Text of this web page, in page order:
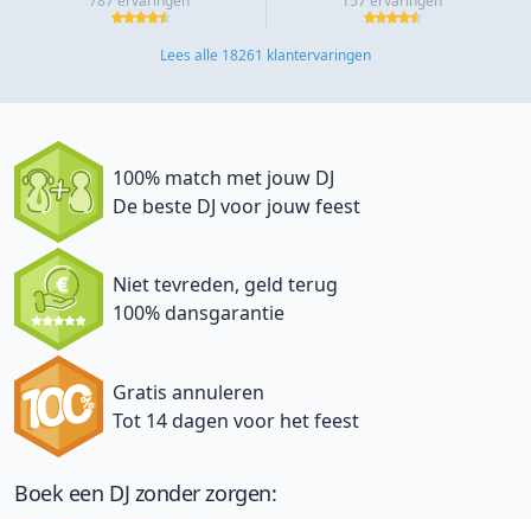
Lees alle 18261 klantervaringen
100% match met jouw DJ
De beste DJ voor jouw feest
Niet tevreden, geld terug
100% dansgarantie
Gratis annuleren
Tot 14 dagen voor het feest
Boek een DJ zonder zorgen: